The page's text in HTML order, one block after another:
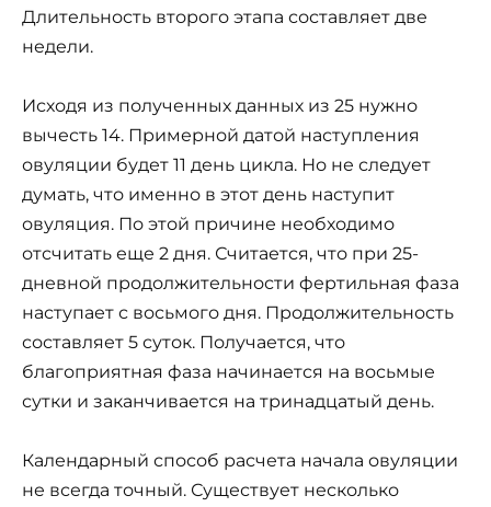
Длительность второго этапа составляет две
недели.
Исходя из полученных данных из 25 нужно
вычесть 14. Примерной датой наступления
овуляции будет 11 день цикла. Но не следует
думать, что именно в этот день наступит
овуляция. По этой причине необходимо
отсчитать еще 2 дня. Считается, что при 25-
дневной продолжительности фертильная фаза
наступает с восьмого дня. Продолжительность
составляет 5 суток. Получается, что
благоприятная фаза начинается на восьмые
сутки и заканчивается на тринадцатый день.
Календарный способ расчета начала овуляции
не всегда точный. Существует несколько